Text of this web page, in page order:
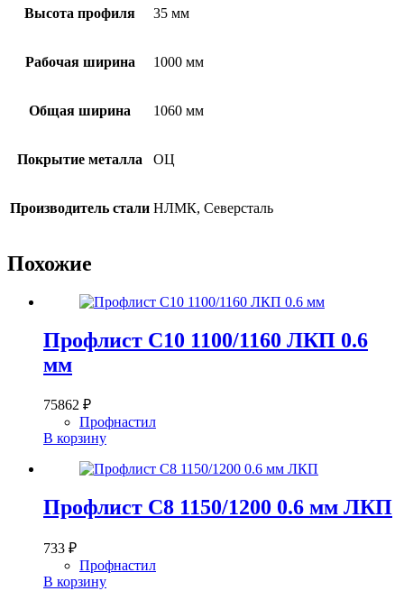
Высота профиля 35 мм
Рабочая ширина 1000 мм
Общая ширина 1060 мм
Покрытие металла ОЦ
Производитель стали НЛМК, Северсталь
Похожие
Профлист С10 1100/1160 ЛКП 0.6
мм
75862 ₽
Профнастил
В корзину
Профлист С8 1150/1200 0.6 мм ЛКП
733 ₽
Профнастил
В корзину